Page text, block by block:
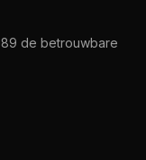
de betrouwbare